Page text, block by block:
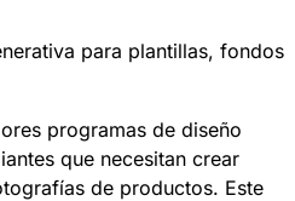
para plantillas, fondos
programas de diseño
que necesitan crear
de productos. Este